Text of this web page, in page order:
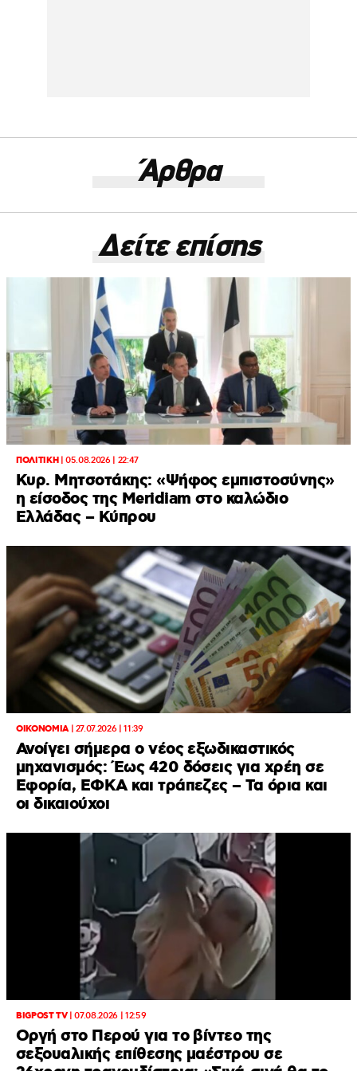
Άρθρα
Δείτε επίσης
ΠΟΛΙΤΙΚΗ|05.08.2026 | 22:47
Κυρ. Μητσοτάκης: «Ψήφος εμπιστοσύνης»
η είσοδος της Meridiam στο καλώδιο
Ελλάδας – Κύπρου
ΟΙΚΟΝΟΜΙΑ| 27.07.2026 | 11:39
Ανοίγει σήμερα ο νέος εξωδικαστικός
μηχανισμός: Έως 420 δόσεις για χρέη σε
Εφορία, ΕΦΚΑ και τράπεζες – Τα όρια και
οι δικαιούχοι
BIGPOST TV|07.08.2026 | 12:59
Οργή στο Περού για το βίντεο της
σεξουαλικής επίθεσης μαέστρου σε